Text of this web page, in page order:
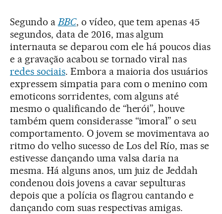
Segundo aBBC, o vídeo, que tem apenas 45
segundos, data de 2016, mas algum
internauta se deparou com ele há poucos dias
e a gravação acabou se tornado viral nas
redes sociais. Embora a maioria dos usuários
expressem simpatia para com o menino com
emoticons sorridentes, com alguns até
mesmo o qualificando de “herói”, houve
também quem considerasse “imoral” o seu
comportamento. O jovem se movimentava ao
ritmo do velho sucesso de Los del Río, mas se
estivesse dançando uma valsa daria na
mesma. Há alguns anos, um juiz de Jeddah
condenou dois jovens a cavar sepulturas
depois que a polícia os flagrou cantando e
dançando com suas respectivas amigas.